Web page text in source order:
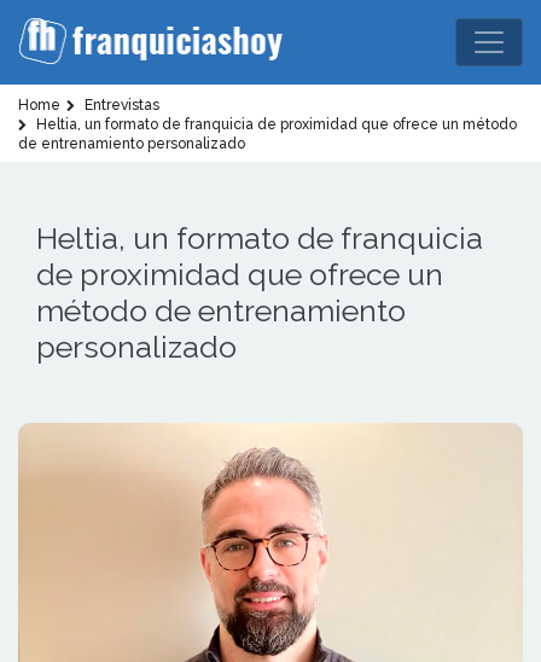
Home
Entrevistas
Heltia, un formato de franquicia de proximidad que ofrece un método
de entrenamiento personalizado
Heltia, un formato de franquicia
de proximidad que ofrece un
método de entrenamiento
personalizado